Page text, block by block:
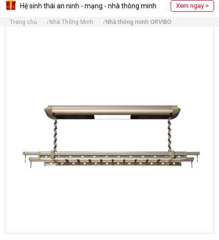
Hệ sinh thái an ninh - mạng - nhà thông minh Xem ngay >
Trang chủ Nhà Thông Minh Nhà thông minh ORVIBO